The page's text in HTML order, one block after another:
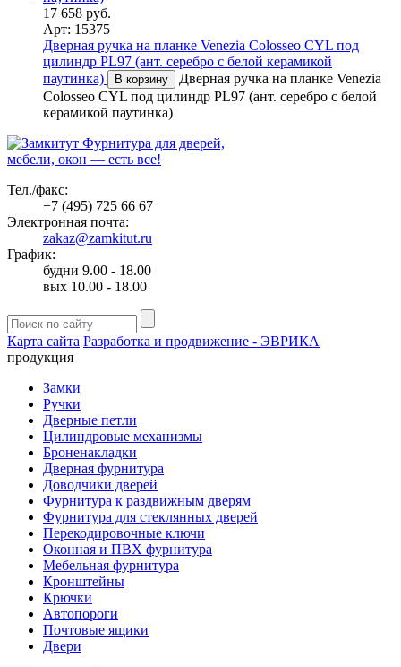
17 658 руб.
Арт: 15375
Дверная ручка на планке Venezia Colosseo CYL под
цилиндр PL97 (ант. серебро с белой керамикой
паутинка)
В корзину
Дверная ручка на планке Venezia
Colosseo CYL под цилиндр PL97 (ант. серебро с белой
керамикой паутинка)
Фурнитура для дверей,
мебели, окон — есть все!
Тел./факс:
+7 (495) 725 66 67
Электронная почта:
zakaz@zamkitut.ru
График:
будни 9.00 - 18.00
вых 10.00 - 18.00
Карта сайта Разработка и продвижение - ЭВРИКА
продукция
Замки
Ручки
Дверные петли
Цилиндровые механизмы
Броненакладки
Дверная фурнитура
Доводчики дверей
Фурнитура к раздвижным дверям
Фурнитура для стеклянных дверей
Перекодировочные ключи
Оконная и ПВХ фурнитура
Мебельная фурнитура
Кронштейны
Крючки
Автопороги
Почтовые ящики
Двери